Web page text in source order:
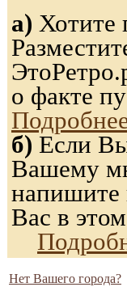
а) Хотите
о факте
б) Если
Вашему
напишите
Вас в
Нет Вашего города?